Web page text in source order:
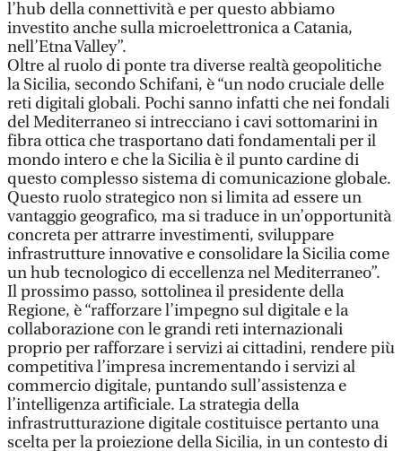
l’hub della connettività e per questo abbiamo
investito anche sulla microelettronica a Catania,
nell’Etna Valley”.
Oltre al ruolo di ponte tra diverse realtà geopolitiche
la Sicilia, secondo Schifani, è “un nodo cruciale delle
reti digitali globali. Pochi sanno infatti che nei fondali
del Mediterraneo si intrecciano i cavi sottomarini in
fibra ottica che trasportano dati fondamentali per il
mondo intero e che la Sicilia è il punto cardine di
questo complesso sistema di comunicazione globale.
Questo ruolo strategico non si limita ad essere un
vantaggio geografico, ma si traduce in un’opportunità
concreta per attrarre investimenti, sviluppare
infrastrutture innovative e consolidare la Sicilia come
un hub tecnologico di eccellenza nel Mediterraneo”.
Il prossimo passo, sottolinea il presidente della
Regione, è “rafforzare l’impegno sul digitale e la
collaborazione con le grandi reti internazionali
proprio per rafforzare i servizi ai cittadini, rendere più
competitiva l’impresa incrementando i servizi al
commercio digitale, puntando sull’assistenza e
l’intelligenza artificiale. La strategia della
infrastrutturazione digitale costituisce pertanto una
scelta per la proiezione della Sicilia, in un contesto di